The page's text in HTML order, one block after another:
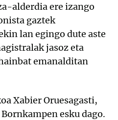
alderdia ere izango
gaztek
lan egingo dute aste
jasoz eta
emanalditan
Xabier Oruesagasti,
esku dago.